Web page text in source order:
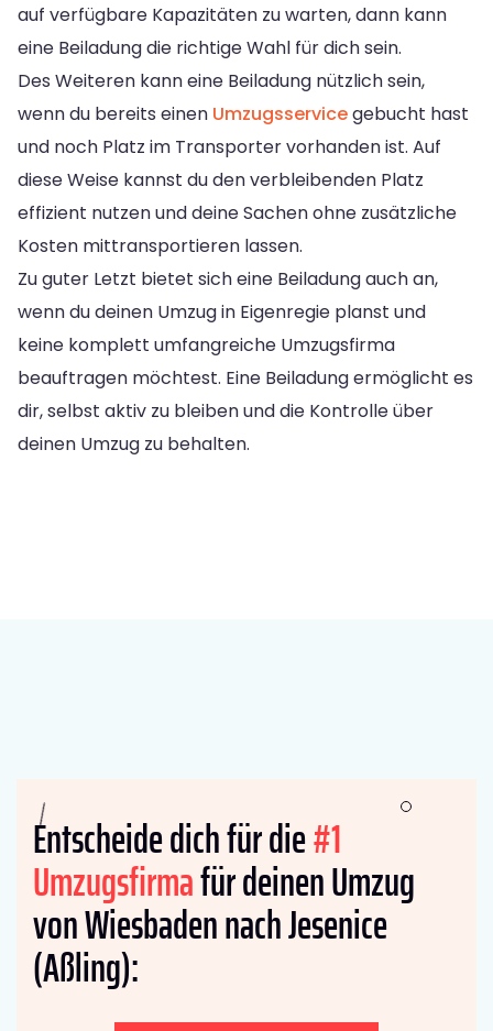
auf verfügbare Kapazitäten zu warten, dann kann
eine Beiladung die richtige Wahl für dich sein.
Des Weiteren kann eine Beiladung nützlich sein,
wenn du bereits einen Umzugsservicegebucht hast
und noch Platz im Transporter vorhanden ist. Auf
diese Weise kannst du den verbleibenden Platz
effizient nutzen und deine Sachen ohne zusätzliche
Kosten mittransportieren lassen.
Zu guter Letzt bietet sich eine Beiladung auch an,
wenn du deinen Umzug in Eigenregie planst und
keine komplett umfangreiche Umzugsfirma
beauftragen möchtest. Eine Beiladung ermöglicht es
dir, selbst aktiv zu bleiben und die Kontrolle über
deinen Umzug zu behalten.
Entscheide dich für die#1
Umzugsfirmafür deinen Umzug
von Wiesbaden nach Jesenice
(Aßling):